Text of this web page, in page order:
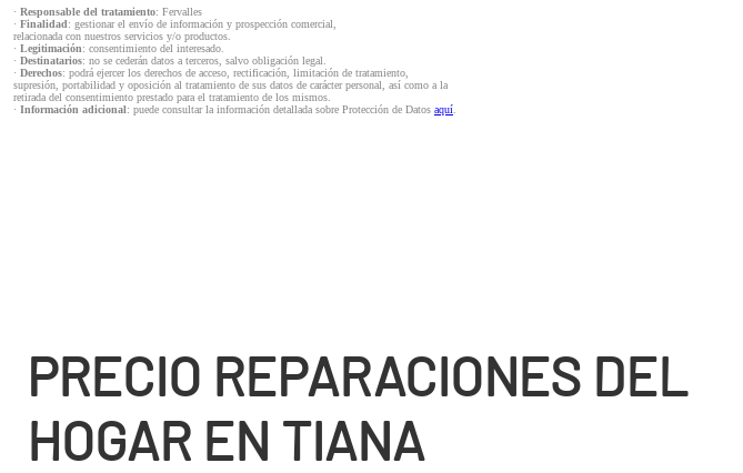
· Responsable del tratamiento: Fervalles
· Finalidad: gestionar el envío de información y prospección comercial,
relacionada con nuestros servicios y/o productos.
· Legitimación: consentimiento del interesado.
· Destinatarios: no se cederán datos a terceros, salvo obligación legal.
· Derechos: podrá ejercer los derechos de acceso, rectificación, limitación de tratamiento,
supresión, portabilidad y oposición al tratamiento de sus datos de carácter personal, así como a la
retirada del consentimiento prestado para el tratamiento de los mismos.
· Información adicional: puede consultar la información detallada sobre Protección de Datos aquí.
PRECIO REPARACIONES DEL
HOGAR EN TIANA